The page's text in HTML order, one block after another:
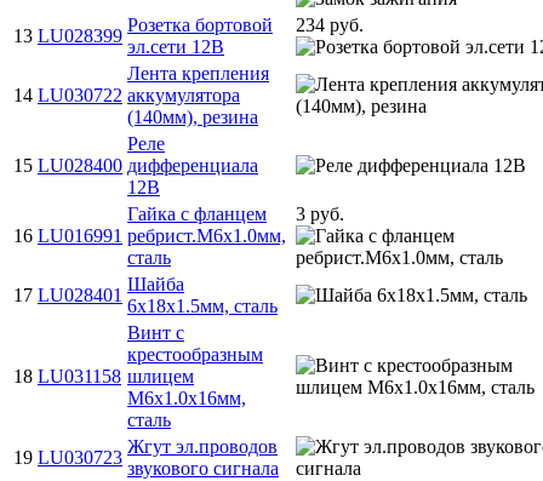
13 LU028399
Розетка бортовой
эл.сети 12В
234 руб.
14 LU030722
Лента крепления
аккумулятора
(140мм), резина
15 LU028400
Реле
дифференциала
12В
16 LU016991
Гайка с фланцем
ребрист.M6х1.0мм,
сталь
3 руб.
17 LU028401
Шайба
6х18х1.5мм, сталь
18 LU031158
Винт с
крестообразным
шлицем
M6х1.0х16мм,
сталь
19 LU030723
Жгут эл.проводов
звукового сигнала